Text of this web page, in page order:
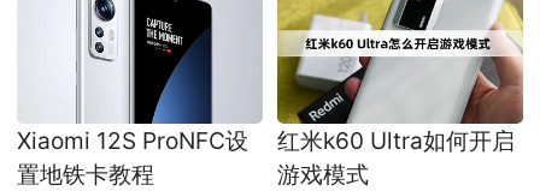
Xiaomi 12S ProNFC设
置地铁卡教程
红米k60 Ultra如何开启
游戏模式